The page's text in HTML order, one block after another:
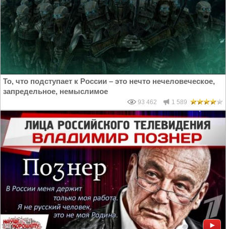
То, что подступает к России – это нечто нечеловеческое,
запредельное, немыслимое
93 462 1 589